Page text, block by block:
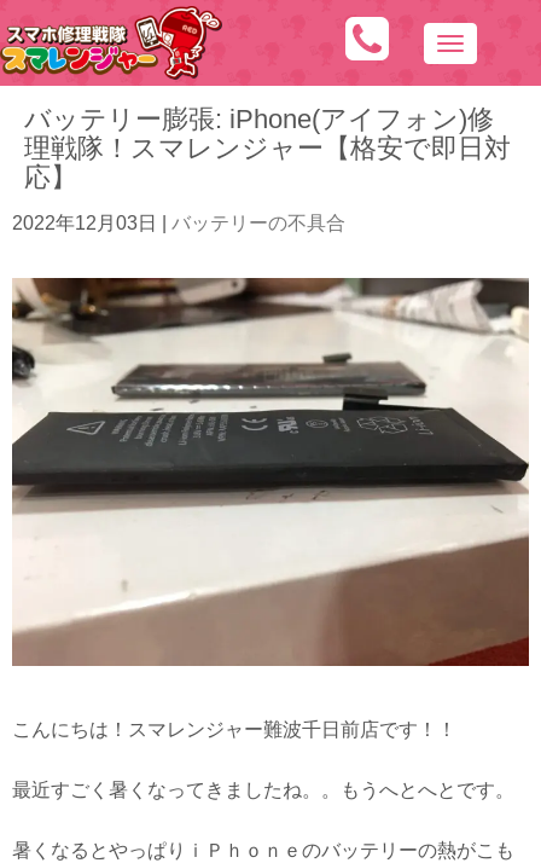
N
a
v
i
i
o
バッテリー膨張: iPhone(アイフォン)修
理戦隊！スマレンジャー【格安で即日対
応】
2022年12月03日 バッテリーの不具合
こんにちは！スマレンジャー難波千日前店です！！
最近すごく暑くなってきましたね。。もうへとへとです。
暑くなるとやっぱりｉＰｈｏｎｅのバッテリーの熱がこも